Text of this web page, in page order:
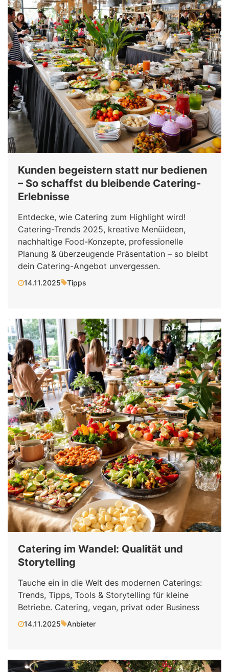
Kunden begeistern statt nur bedienen
– So schaffst du bleibende Catering-
Erlebnisse
Entdecke, wie Catering zum Highlight wird!
Catering-Trends 2025, kreative Menüideen,
nachhaltige Food-Konzepte, professionelle
Planung & überzeugende Präsentation – so bleibt
dein Catering-Angebot unvergessen.
14.11.2025 Tipps
Catering im Wandel: Qualität und
Storytelling
Tauche ein in die Welt des modernen Caterings:
Trends, Tipps, Tools & Storytelling für kleine
Betriebe. Catering, vegan, privat oder Business
14.11.2025 Anbieter